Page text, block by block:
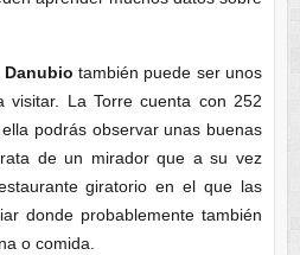
Danubio también puede ser unos
visitar. La Torre cuenta con 252
podrás observar unas buenas
de un mirador que a su vez
giratorio en el que las
donde probablemente también
o comida.